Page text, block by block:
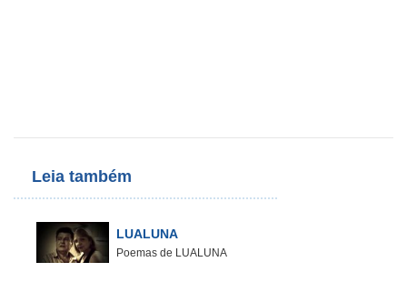
Leia também
LUALUNA
Poemas de LUALUNA